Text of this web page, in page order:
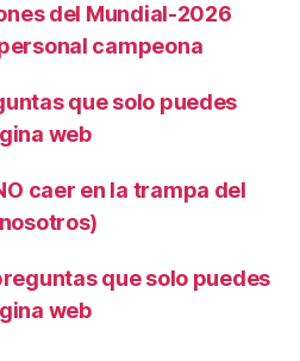
del Mundial-2026
campeona
que solo puedes
web
caer en la trampa del
que solo puedes
web